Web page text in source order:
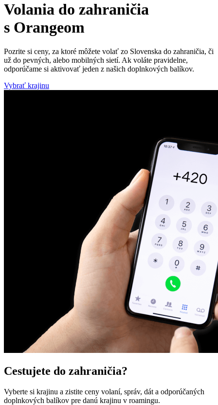
Volania do zahraničia
s Orangeom
Pozrite si ceny, za ktoré môžete volať zo Slovenska do zahraničia, či
už do pevných, alebo mobilných sietí. Ak voláte pravidelne,
odporúčame si aktivovať jeden z našich doplnkových balíkov.
Vybrať krajinu
Cestujete do zahraničia?
Vyberte si krajinu a zistite ceny volaní, správ, dát a odporúčaných
doplnkových balíkov pre danú krajinu v roamingu.